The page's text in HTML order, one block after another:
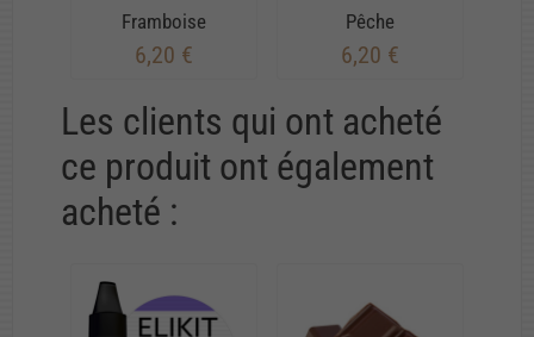
Framboise
6,20 €
Pêche
6,20 €
Les clients qui ont acheté
ce produit ont également
acheté :